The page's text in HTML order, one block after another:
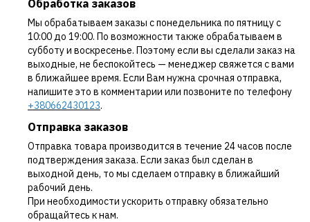
Обработка заказов
Мы обрабатываем заказы с понедельника по пятницу с
10:00 до 19:00. По возможности также обрабатываем в
субботу и воскресенье. Поэтому если вы сделали заказ на
выходные, не беспокойтесь — менеджер свяжется с вами
в ближайшее время. Если Вам нужна срочная отправка,
напишите это в комментарии или позвоните по телефону
+380662430123.
Отправка заказов
Отправка товара производится в течение 24 часов после
подтверждения заказа. Если заказ был сделан в
выходной день, то мы сделаем отправку в ближайший
рабочий день.
При необходимости ускорить отправку обязательно
обращайтесь к нам.